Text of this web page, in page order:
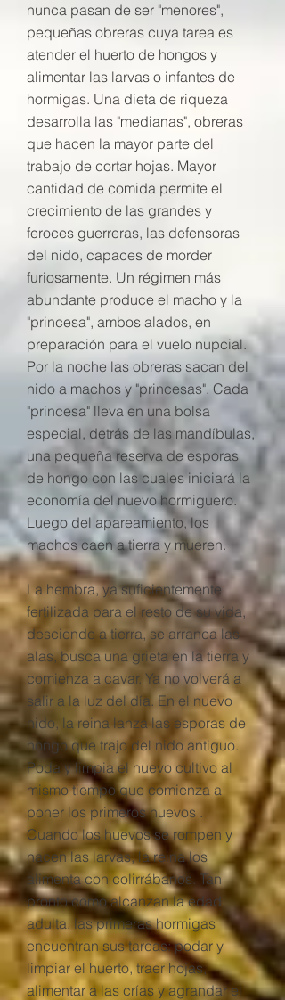
nunca pasan de ser "menores",
pequeñas obreras cuya tarea es
atender el huerto de hongos y
alimentar las larvas o infantes de
hormigas. Una dieta de riqueza
desarrolla las "medianas", obreras
que hacen la mayor parte del
trabajo de cortar hojas. Mayor
cantidad de comida permite el
crecimiento de las grandes y
feroces guerreras, las defensoras
del nido, capaces de morder
furiosamente. Un régimen más
abundante produce el macho y la
"princesa", ambos alados, en
preparación para el vuelo nupcial.
Por la noche las obreras sacan del
nido a machos y "princesas". Cada
"princesa" lleva en una bolsa
especial, detrás de las mandíbulas,
una pequeña reserva de esporas
de hongo con las cuales iniciará la
economía del nuevo hormiguero.
Luego del apareamiento, los
machos caen a tierra y mueren.
La hembra, ya suficientemente
fertilizada para el resto de su vida,
desciende a tierra, se arranca las
alas, busca una grieta en la tierra y
comienza a cavar. Ya no volverá a
salir a la luz del día. En el nuevo
nido, la reina lanza las esporas de
hongo que trajo del nido antiguo.
Poda y limpia el nuevo cultivo al
mismo tiempo que comienza a
poner los primeros huevos .
Cuando los huevos se rompen y
nacen las larvas, la reina los
alimenta con colirrábanos. Tan
pronto como alcanzan la edad
adulta, las primeras hormigas
encuentran sus tareas: podar y
limpiar el huerto, traer hojas,
alimentar a las crías y agrandar el